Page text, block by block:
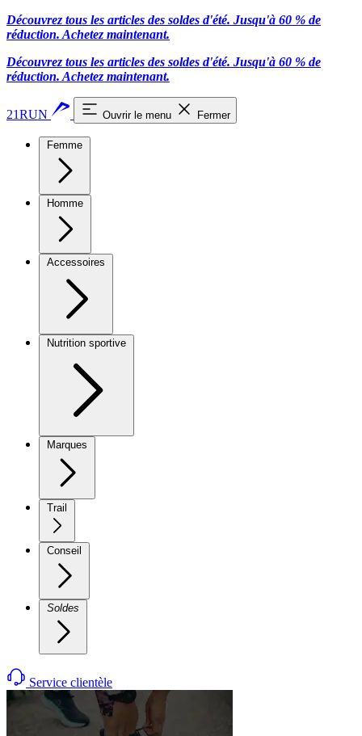
Découvrez tous les articles des soldes d'été. Jusqu'à 60 % de
réduction. Achetez maintenant.
Découvrez tous les articles des soldes d'été. Jusqu'à 60 % de
réduction. Achetez maintenant.
21RUN Ouvrir le menu Fermer
Femme
Homme
Accessoires
Nutrition sportive
Marques
Trail
Conseil
Soldes
Service clientèle